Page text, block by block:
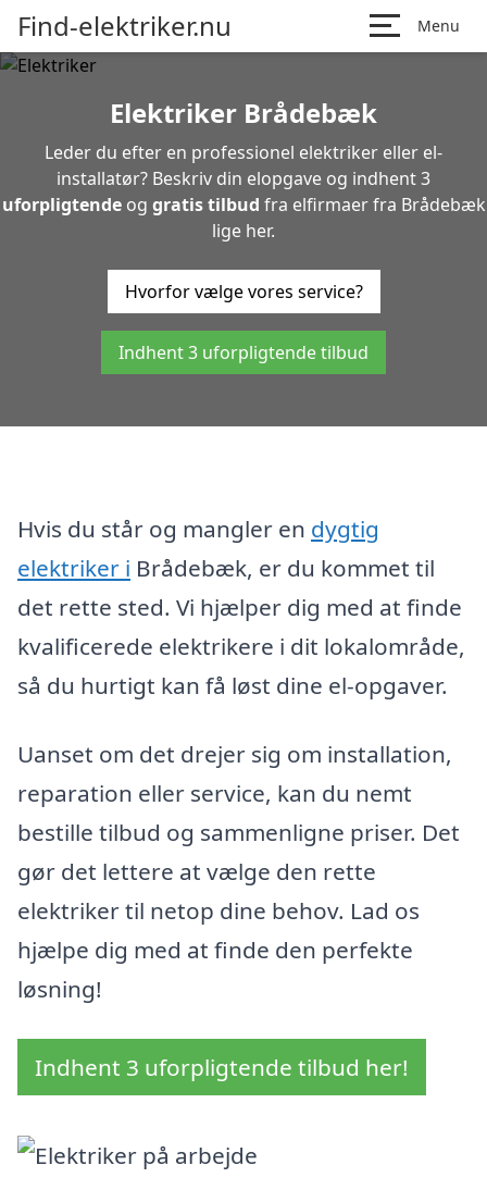
Find-elektriker.nu Menu
Elektriker Brådebæk
Leder du efter en professionel elektriker eller el-
installatør? Beskriv din elopgave og indhent 3
uforpligtendeog gratis tilbud fra elfirmaer fra Brådebæk
lige her.
Hvorfor vælge vores service?
Indhent 3 uforpligtende tilbud
Hvis du står og mangler en dygtig
elektriker i Brådebæk, er du kommet til
det rette sted. Vi hjælper dig med at finde
kvalificerede elektrikere i dit lokalområde,
så du hurtigt kan få løst dine el-opgaver.
Uanset om det drejer sig om installation,
reparation eller service, kan du nemt
bestille tilbud og sammenligne priser. Det
gør det lettere at vælge den rette
elektriker til netop dine behov. Lad os
hjælpe dig med at finde den perfekte
løsning!
Indhent 3 uforpligtende tilbud her!